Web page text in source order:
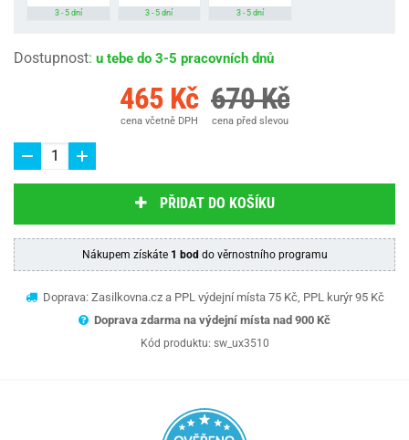
3 - 5 dní 3 - 5 dní 3 - 5 dní
Dostupnost: u tebe do 3-5 pracovních dnů
465 Kč
cena včetně DPH
670 Kč
cena před slevou
PŘIDAT DO KOŠÍKU
Nákupem získáte 1 bod do věrnostního programu
Doprava: Zasilkovna.cz a PPL výdejní místa 75 Kč, PPL kurýr 95 Kč
Doprava zdarma na výdejní místa nad 900 Kč
Kód produktu: sw_ux3510